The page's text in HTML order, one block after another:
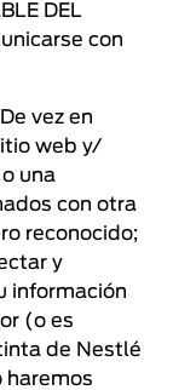
DEL
con
vez en
web y/
una
con otra
reconocido;
y
información
(o es
de Nestlé
haremos